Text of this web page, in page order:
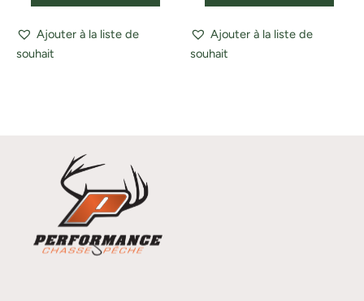
Ajouter à la liste de
souhait
Ajouter à la liste de
souhait